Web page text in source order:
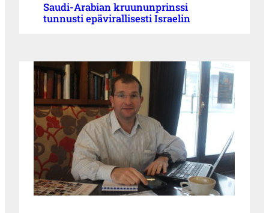
Saudi-Arabian kruununprinssi
tunnusti epävirallisesti Israelin